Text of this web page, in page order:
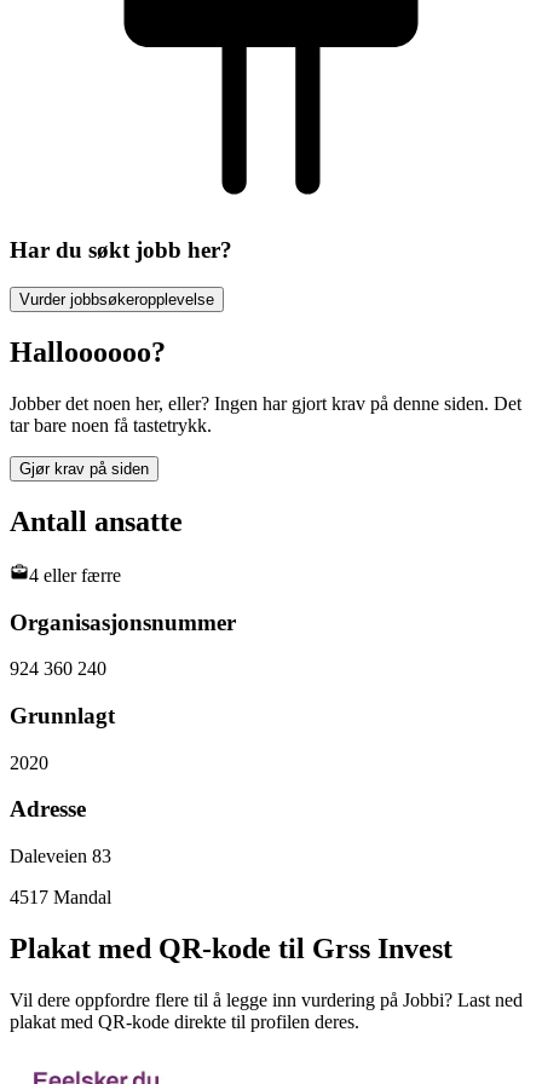
Har du søkt jobb her?
Vurder jobbsøkeropplevelse
Halloooooo?
Jobber det noen her, eller? Ingen har gjort krav på denne siden. Det
tar bare noen få tastetrykk.
Gjør krav på siden
Antall ansatte
4 eller færre
Organisasjonsnummer
924 360 240
Grunnlagt
2020
Adresse
Daleveien 83
4517 Mandal
Plakat med QR-kode til Grss Invest
Vil dere oppfordre flere til å legge inn vurdering på Jobbi? Last ned
plakat med QR-kode direkte til profilen deres.